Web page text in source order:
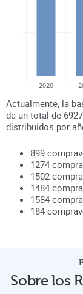
2020
Actualmente, la
de un total de 6927
distribuidos por
899
1274
1502
1484
1584
184
Sobre los